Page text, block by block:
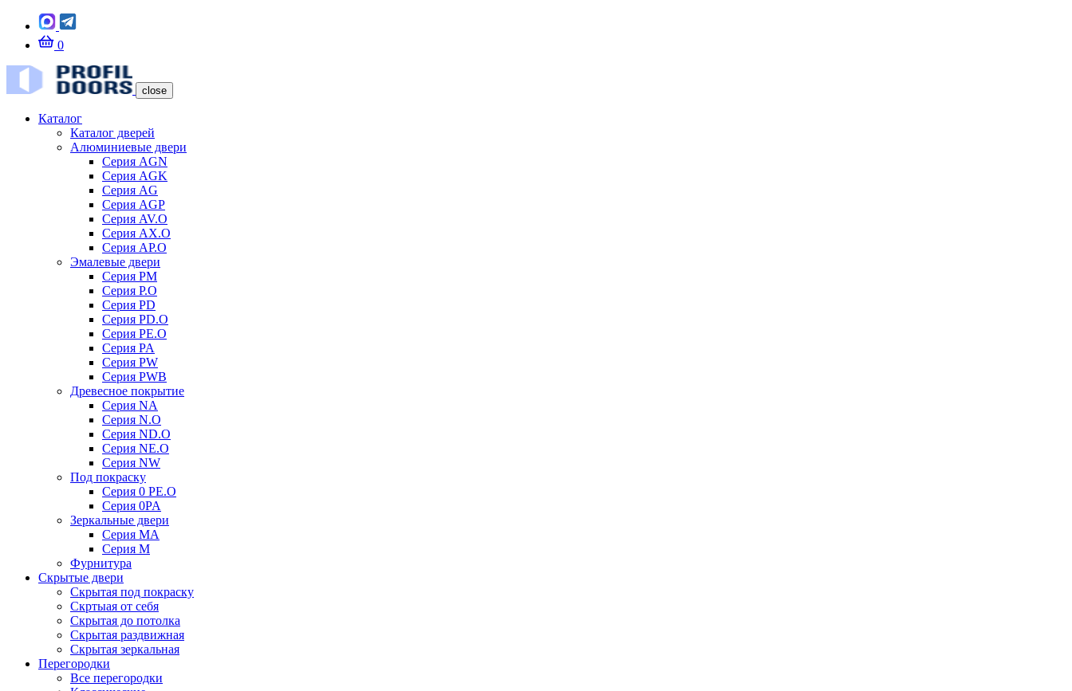
0
close
Каталог
Каталог дверей
Алюминиевые двери
Серия AGN
Серия AGK
Серия AG
Серия AGP
Серия AV.O
Серия AX.O
Серия AP.O
Эмалевые двери
Серия PM
Серия P.O
Серия PD
Серия PD.O
Серия PE.O
Серия PA
Серия PW
Серия PWB
Древесное покрытие
Серия NA
Серия N.O
Серия ND.O
Серия NE.O
Серия NW
Под покраску
Серия 0 PE.O
Серия 0PA
Зеркальные двери
Серия MA
Серия M
Фурнитура
Скрытые двери
Скрытая под покраску
Скртыая от себя
Скрытая до потолка
Скрытая раздвижная
Скрытая зеркальная
Перегородки
Все перегородки